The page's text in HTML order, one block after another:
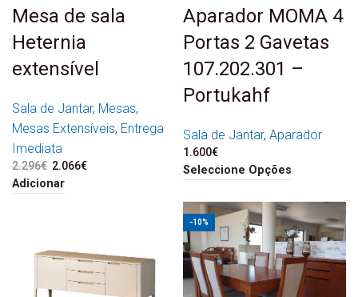
Mesa de sala
Heternia
extensível
Sala de Jantar, Mesas,
Mesas Extensíveis, Entrega
Imediata
2.296€ O preço original era:
2.296€.
2.066€
Adicionar
Aparador MOMA 4
Portas 2 Gavetas
107.202.301 –
Portukahf
Sala de Jantar, Aparador
1.600€
Seleccione Opções
-10%